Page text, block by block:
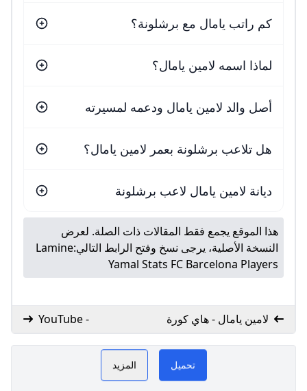
كم راتب يامال مع برشلونة؟
لماذا اسمه لامين يامال؟
أصل والد لامين يامال ودعمه لمسيرته
هل تلاعب برشلونة بعمر لامين يامال؟
ديانة لامين يامال لاعب برشلونة
هذا الموقع يجمع فقط المقالات ذات الصلة. لعرض
النسخة الأصلية، يرجى نسخ وفتح الرابط التالي:Lamine
Yamal Stats FC Barcelona Players
لامين يامال - هاي كورة - YouTube
لامين يامال GoGoGoPLAY
NOW
تحميل المزيد